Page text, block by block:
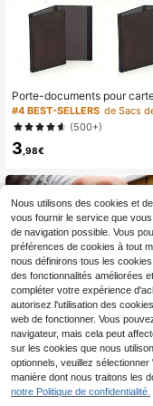
Porte-documents pour
t assurance de véhicule noir
ette en plastique
ent pour les documents de
moto
#4 BEST-SELLERS
(500+)
3,98€
Afficher les articles
Nous utilisons des cookies et
vous fournir le service que
de navigation possible. Vous
préférences de cookies à tout
nous définirons tous les
des fonctionnalités améliorées
compléter votre expérience
autorisez l'utilisation des
web de fonctionner. Vous
navigateur, mais cela peut
sur les cookies que nous
optionnels, veuillez
manière dont nous traitons les
notre Politique de confidentialité.